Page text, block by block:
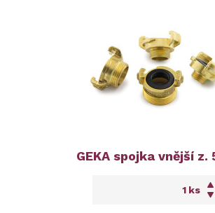
GEKA spojka vnější z.
ks